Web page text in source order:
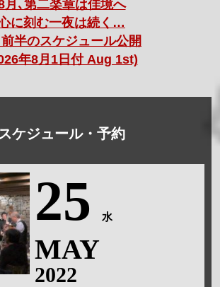
月､第二楽章は佳境へ
に刻む一夜は続く…
半のスケジュール公開
年8月1日付 Aug 1st)
スケジュール・予約
25 水
MAY
2022